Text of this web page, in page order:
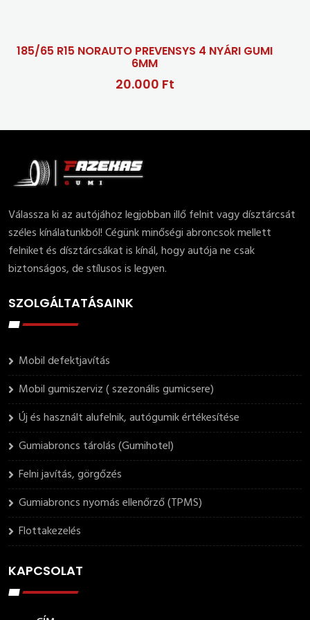
NORAUTO PREVENSYS 4 NYÁRI GUMI
Válassza ki az autójához legjobban illő felnit vagy dísztárcsát
széles kínálatunkból! Cégünk minőségi abroncsok mellett
felniket és dísztárcsákat is kínál, hogy autója ne csak
biztonságos, de stílusos is legyen.
SZOLGÁLTATÁSAINK
Mobil defektjavítás
Mobil gumiszerviz ( szezonális gumicsere)
Új és használt alufelnik, autógumik értékesítése
Gumiabroncs tárolás (Gumihotel)
Felni javítás, görgőzés
Gumiabroncs nyomás ellenőrző (TPMS)
Flottakezelés
KAPCSOLAT